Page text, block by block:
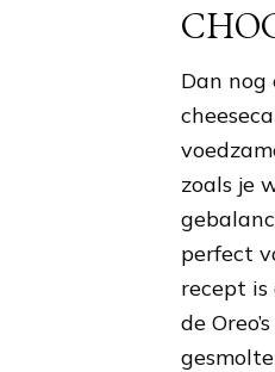
Dan nog
zoals je
perfect
recept
de